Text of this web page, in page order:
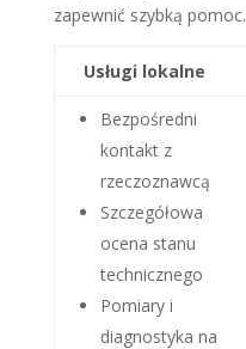
zapewnić szybką pomoc.
Usługi lokalne
Bezpośredni
kontakt z
rzeczoznawcą
Szczegółowa
ocena stanu
technicznego
Pomiary i
diagnostyka na